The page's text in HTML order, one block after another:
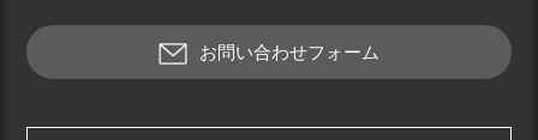
お問い合わせフォーム